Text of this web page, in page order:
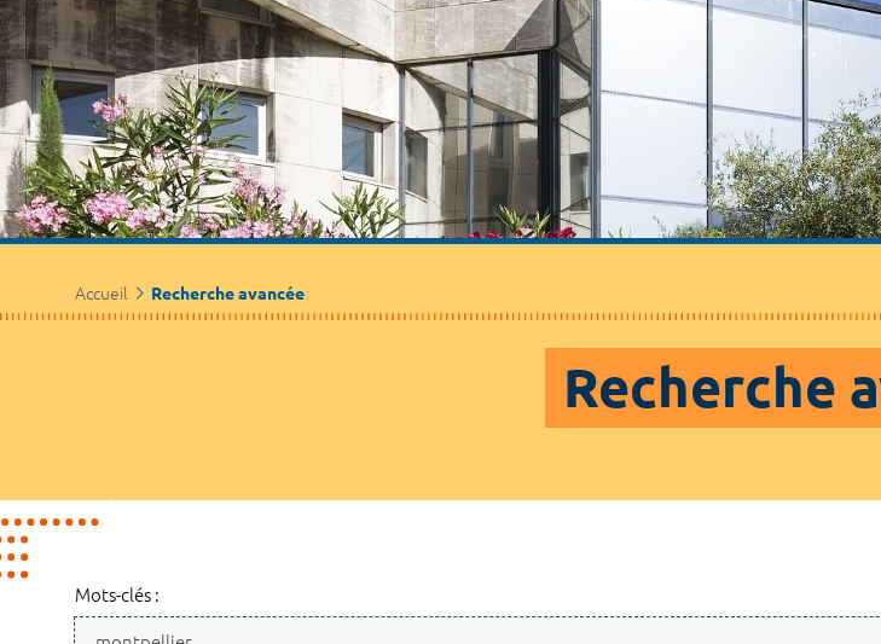
Accueil Recherche avancée
Recherche
Mots-clés :